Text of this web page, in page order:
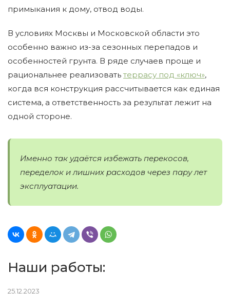
примыкания к дому, отвод воды.
В условиях Москвы и Московской области это
особенно важно из-за сезонных перепадов и
особенностей грунта. В ряде случаев проще и
рациональнее реализовать террасу под «ключ»,
когда вся конструкция рассчитывается как единая
система, а ответственность за результат лежит на
одной стороне.
Именно так удаётся избежать перекосов,
переделок и лишних расходов через пару лет
эксплуатации.
Наши работы:
25.12.2023